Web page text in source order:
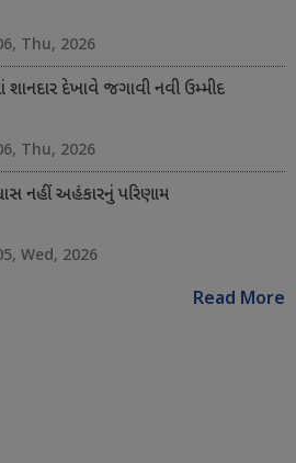
Thu, 2026
શાનદાર દેખાવે જગાવી નવી ઉમ્મીદ
Thu, 2026
નહીં અહંકારનું પરિણામ
Wed, 2026
Read More